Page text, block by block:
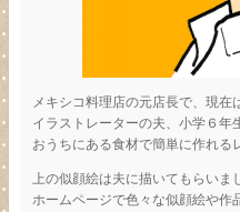
メキシコ料理店の元店長で、現在
イラストレーターの夫、小学６年
おうちにある食材で簡単に作れる
上の似顔絵は夫に描いてもらいま
ホームページで色々な似顔絵や作